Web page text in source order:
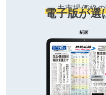
去市場価格
電子版が選